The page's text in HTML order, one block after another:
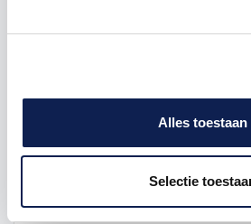
Alles toestaan
Selectie
DeHouten Cijfer4 Arial MDF Bruin
cm, de dikte van het houten cijfer